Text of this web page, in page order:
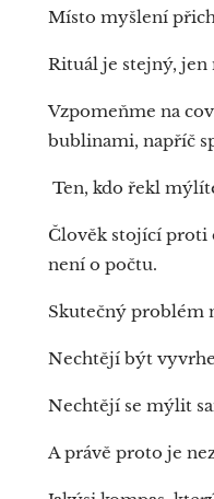
Místo myšlení
Rituál je stejný, jen
Vzpomeňme na
bublinami, napříč
Ten, kdo řekl
Člověk stojící proti
není o počtu.
Skutečný problém
Nechtějí být
Nechtějí se mýlit
A právě proto je